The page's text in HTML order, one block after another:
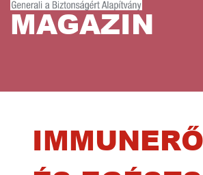
MAGAZIN